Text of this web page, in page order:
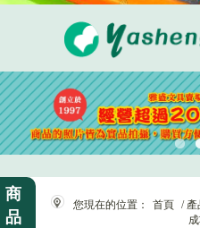
商
品
您現在的位置： 首頁 / 產